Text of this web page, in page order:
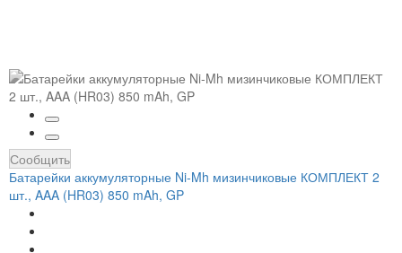
Сообщить
Батарейки аккумуляторные Ni-Mh мизинчиковые КОМПЛЕКТ 2
шт., AAA (HR03) 850 mAh, GP